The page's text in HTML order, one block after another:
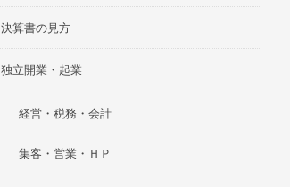
決算書の見方
独立開業・起業
経営・税務・会計
集客・営業・ＨＰ